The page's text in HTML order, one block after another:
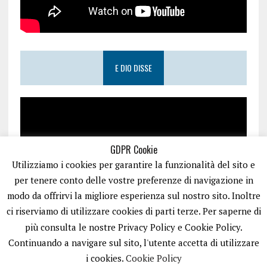
E DIO DISSE
GDPR Cookie
Utilizziamo i cookies per garantire la funzionalità del sito e
per tenere conto delle vostre preferenze di navigazione in
modo da offrirvi la migliore esperienza sul nostro sito. Inoltre
ci riserviamo di utilizzare cookies di parti terze. Per saperne di
più consulta le nostre Privacy Policy e Cookie Policy.
Continuando a navigare sul sito, l'utente accetta di utilizzare
i cookies. Cookie Policy